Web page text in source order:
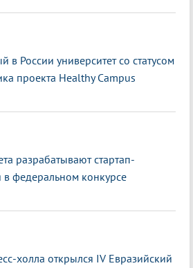
в России университет со статусом
проекта Healthy Campus
разрабатывают стартап-
в федеральном конкурсе
холла открылся IV Евразийский